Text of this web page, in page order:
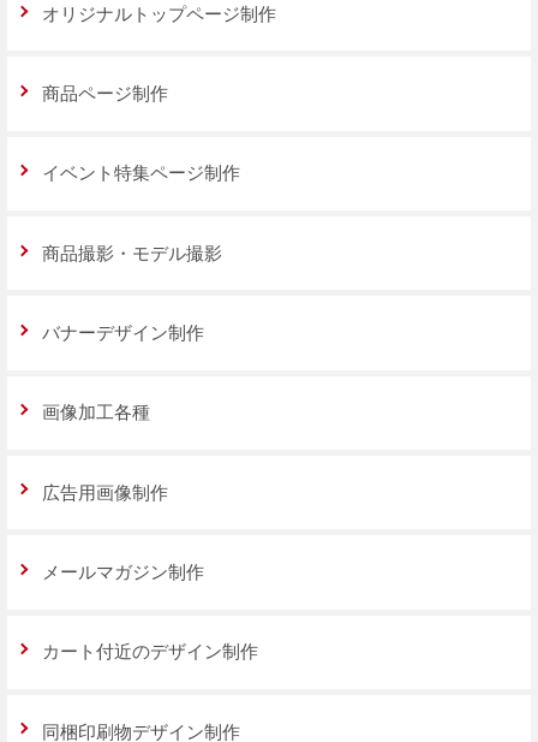
オリジナルトップページ制作
商品ページ制作
イベント特集ページ制作
商品撮影・モデル撮影
バナーデザイン制作
画像加工各種
広告用画像制作
メールマガジン制作
カート付近のデザイン制作
同梱印刷物デザイン制作